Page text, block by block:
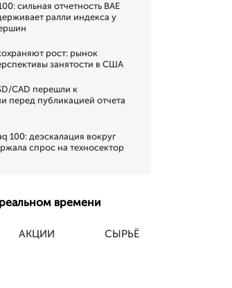
сильная отчетность BAE
ралли индекса у
рост: рынок
занятости в США
CAD перешли к
перед публикацией отчета
100: деэскалация вокруг
спрос на техносектор
времени
АКЦИИ СЫРЬЁ